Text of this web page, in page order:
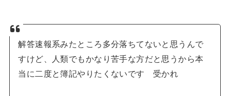
解答速報系みたところ多分落ちてないと思うんで
すけど、人類でもかなり苦手な方だと思うから本
当に二度と簿記やりたくないです 受かれ